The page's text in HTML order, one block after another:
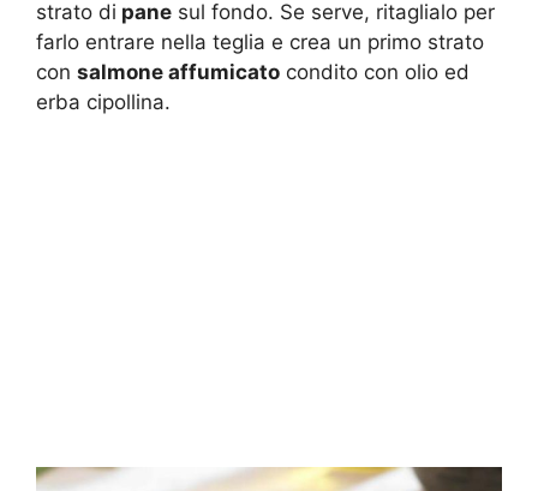
strato di pane sul fondo. Se serve, ritaglialo per
farlo entrare nella teglia e crea un primo strato
con salmone affumicato condito con olio ed
erba cipollina.